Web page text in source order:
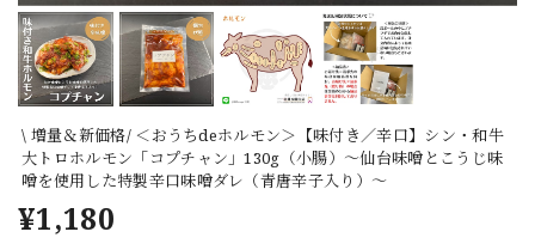
\ 増量＆新価格/ ＜おうちdeホルモン＞【味付き／辛口】シン・和牛
大トロホルモン「コプチャン」130g（小腸）～仙台味噌とこうじ味
噌を使用した特製辛口味噌ダレ（青唐辛子入り）～
¥1,180